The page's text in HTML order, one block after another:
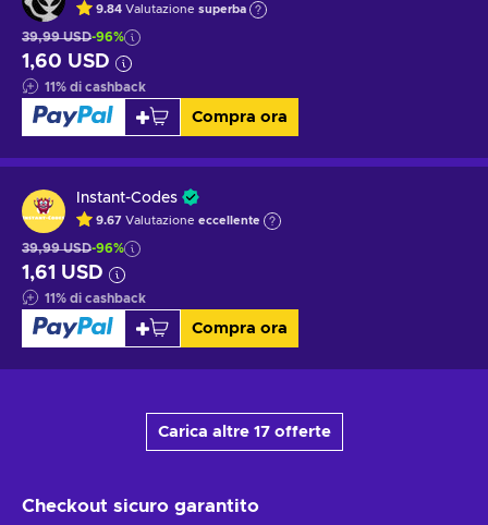
9.84 Valutazione superba
39,99 USD-96%
1,60 USD
11% di cashback
Compra ora
Instant-Codes
9.67 Valutazione eccellente
39,99 USD-96%
1,61 USD
11% di cashback
Compra ora
Carica altre 17 offerte
Checkout sicuro garantito